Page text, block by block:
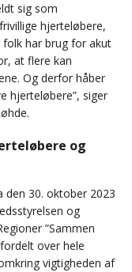
sig som
hjerteløbere,
har brug for akut
at flere kan
Og derfor håber
hjerteløbere”, siger
og
den 30. oktober 2023
og
”Sammen
over hele
vigtigheden af